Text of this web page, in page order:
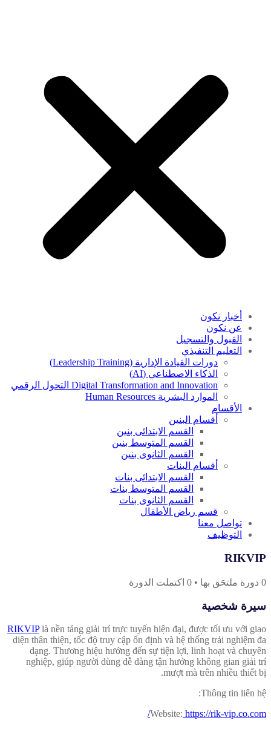
أخبار نكون
عن نكون
القبول والتسجيل
التعليم التنفيذي
دورات القيادة الإدارية (Leadership Training)
الذكاء الاصطناعي (AI)
Digital Transformation and Innovation التحول الرقمي
الموارد البشرية Human Resources
الأقسام
أقسام البنين
القسم الابتدائى بنين
القسم المتوسط بنين
القسم الثانوى بنين
أقسام البنات
القسم الابتدائى بنات
القسم المتوسط بنات
القسم الثانوى بنات
قسم رياض الأطفال
تواصل معنا
التوظيف
RIKVIP
0 دورة ملتحَق بها •
0 اكتملت الدورة
سيرة شخصية
RIKVIPlà nền tảng giải trí trực tuyến hiện đại, được tối ưu với giao
diện thân thiện, tốc độ truy cập ổn định và hệ thống trải nghiệm đa
dạng. Thương hiệu hướng đến sự tiện lợi, linh hoạt và chuyên
nghiệp, giúp người dùng dễ dàng tận hưởng không gian giải trí
mượt mà trên nhiều thiết bị.
Thông tin liên hệ:
Website: https://rik-vip.co.com/